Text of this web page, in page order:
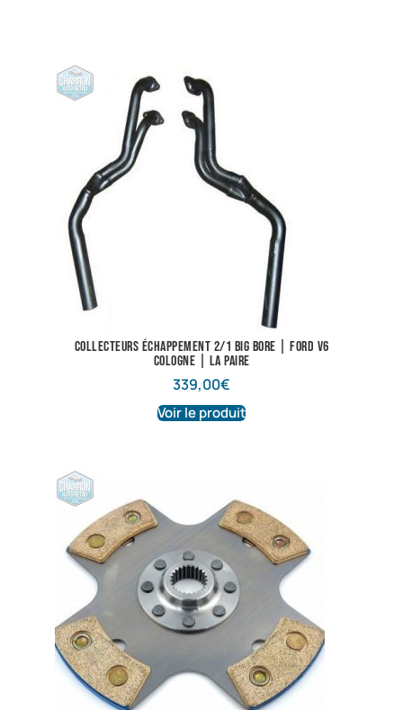
Collecteurs échappement 2/1 BIG BORE | Ford V6
Cologne | La paire
339,00€
Voir le produit